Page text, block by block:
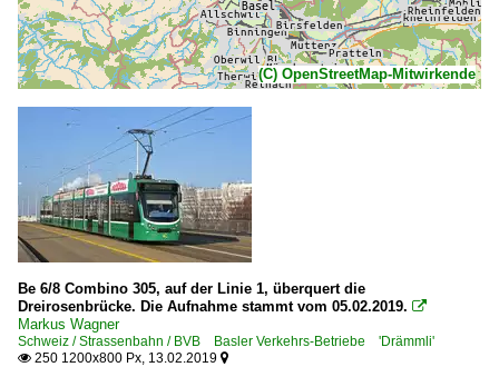
(C) OpenStreetMap-Mitwirkende
Be 6/8 Combino 305, auf der Linie 1, überquert die
Dreirosenbrücke. Die Aufnahme stammt vom 05.02.2019. 
Markus Wagner
Schweiz / Strassenbahn / BVB Basler Verkehrs-Betriebe 'Drämmli'
 250 1200x800 Px, 13.02.2019 